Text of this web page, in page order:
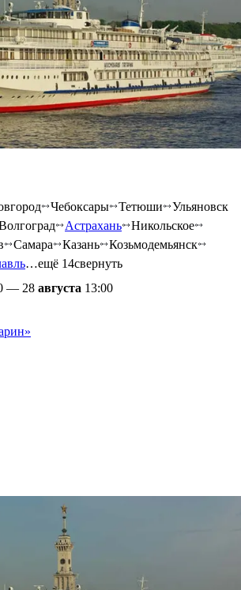
Чебоксары Тетюши
Ульяновск
Астрахань
Никольское
Самара Казань
Козьмодемьянск
…ещё 14свернуть
— 28 августа 13:00